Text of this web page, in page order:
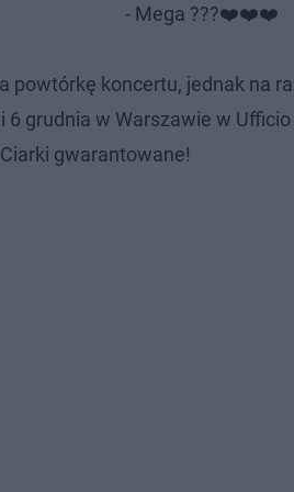
- Mega ???❤️❤️❤️
powtórkę koncertu, jednak na
6 grudnia w Warszawie w
gwarantowane!